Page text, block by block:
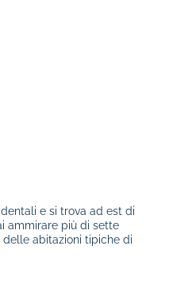
e si trova ad est di
ammirare più di sette
abitazioni tipiche di